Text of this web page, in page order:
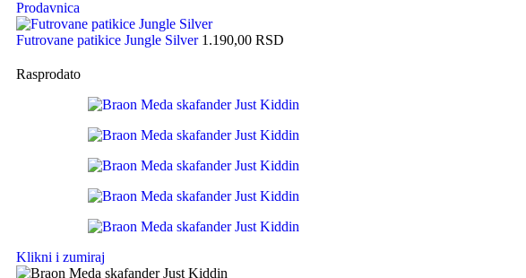
Prodavnica
Futrovane patikice Jungle Silver 1.190,00 RSD
Rasprodato
Klikni i zumiraj